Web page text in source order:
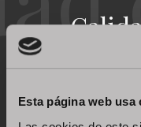
Esta página web usa